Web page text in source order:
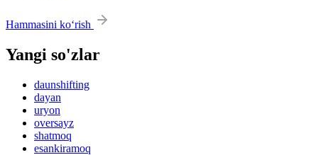
Hammasini ko‘rish
Yangi so'zlar
daunshifting
dayan
uryon
oversayz
shatmoq
esankiramoq